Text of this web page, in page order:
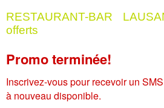
RESTAURANT-BAR
offerts
Promo terminée!
Inscrivez-vous pour recevoir un
à nouveau disponible.